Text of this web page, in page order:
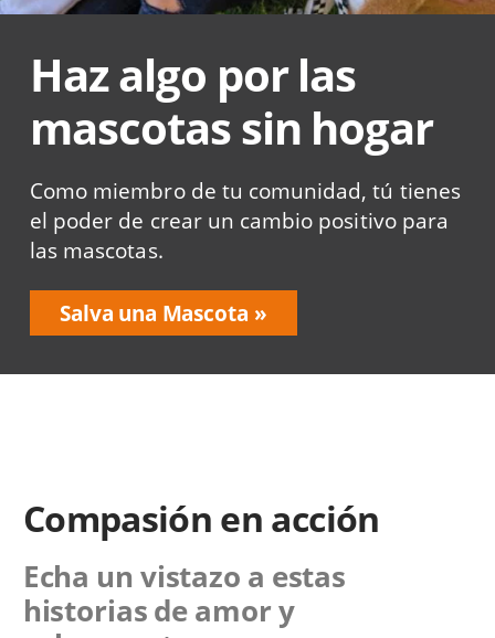
Haz algo por las
mascotas sin hogar
Como miembro de tu comunidad, tú tienes
el poder de crear un cambio positivo para
las mascotas.
Salva una Mascota
Compasión en acción
Echa un vistazo a estas
historias de amor y